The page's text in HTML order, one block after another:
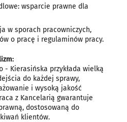
wsparcie prawne dla
w sporach pracowniczych,
o pracę i regulaminów pracy.
- Kierasińska przykłada wielką
do każdej sprawy,
i wysoką jakość
z Kancelarią gwarantuje
dostosowaną do
klientów.